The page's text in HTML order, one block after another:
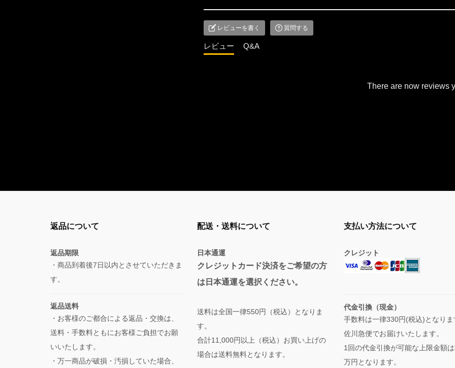
レビューを書く 質問する
レビュー Q&A
There are now reviews
返品について
返品期限
・商品到着後7日以内とさせていただきま
す。
返品送料
・お客様のご都合による返品・交換は、
送料・手数料ともにお客様ご負担でお願
いいたします。
・万一商品が破損・汚損していた場合、
配送・送料について
日本通運
クレジットカード決済をご希望の方
は日本通運を選択ください。
送料は全国一律550円（税込）となりま
す。
合計11,000円以上（税込）お買い上げの
場合は送料無料となります。
支払い方法について
クレジット
代金引換（現金）
手数料は一律330円(税込)となりま
佐川急便でお届けいたします。
1回の代金引換が可能な上限金額
万円となります。